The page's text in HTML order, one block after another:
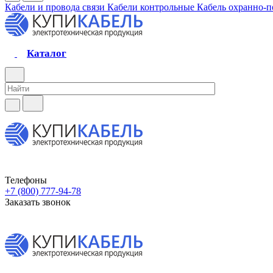
Кабели и провода связи Кабели контрольные Кабель охранно-
Каталог
Телефоны
+7 (800) 777-94-78
Заказать звонок